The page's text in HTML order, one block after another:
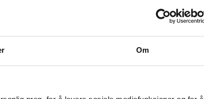
Om
i Naturvernforbundet, Silje Ask